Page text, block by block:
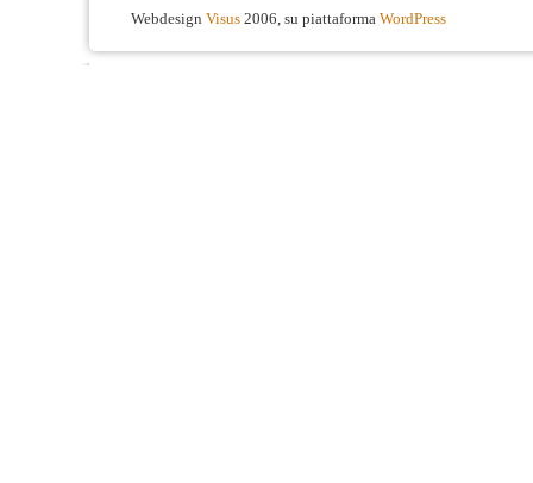
Webdesign Visus 2006, su piattaforma WordPress